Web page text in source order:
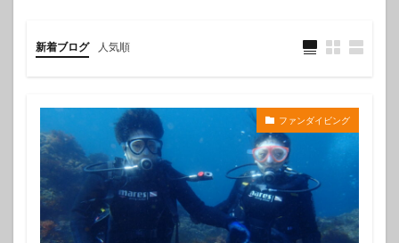
新着ブログ 人気順
ファンダイビング